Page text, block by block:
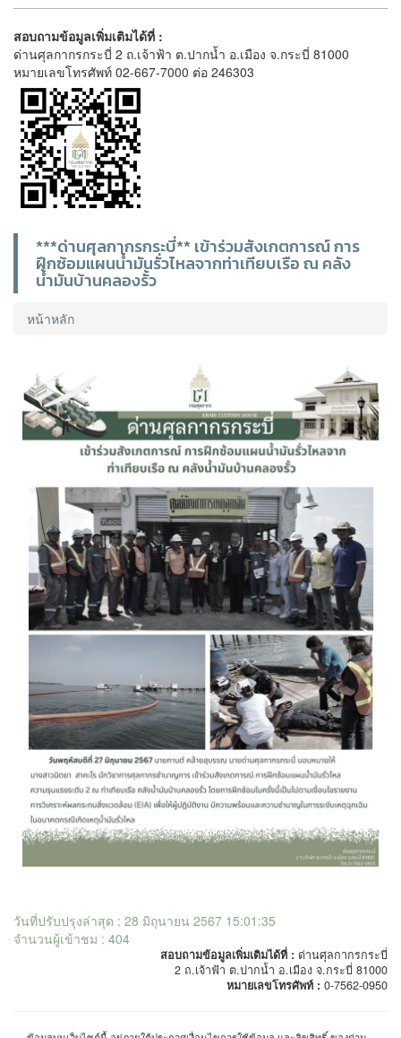
สอบถามข้อมูลเพิ่มเติมได้ที่ :
ด่านศุลกากรกระบี่ 2 ถ.เจ้าฟ้า ต.ปากน้ำ อ.เมือง จ.กระบี่ 81000
หมายเลขโทรศัพท์ 02-667-7000 ต่อ 246303
***ด่านศุลกากรกระบี่** เข้าร่วมสังเกตการณ์ การ
ฝึกซ้อมแผนน้ำมันรั่วไหลจากท่าเทียบเรือ ณ คลัง
น้ำมันบ้านคลองรั้ว
หน้าหลัก
วันที่ปรับปรุงล่าสุด : 28 มิถุนายน 2567 15:01:35
จำนวนผู้เข้าชม : 404
สอบถามข้อมูลเพิ่มเติมได้ที่ : ด่านศุลกากรกระบี่
2 ถ.เจ้าฟ้า ต.ปากน้ำ อ.เมือง จ.กระบี่ 81000
หมายเลขโทรศัพท์ : 0-7562-0950